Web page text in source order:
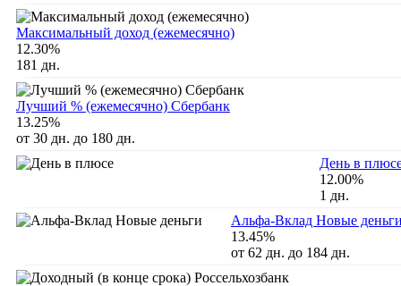
Максимальный доход (ежемесячно)
12.30%
181 дн.
Лучший % (ежемесячно) Сбербанк
13.25%
от 30 дн. до 180 дн.
День в
12.00%
1 дн.
Альфа-Вклад Новые
13.45%
от 62 дн. до 184 дн.